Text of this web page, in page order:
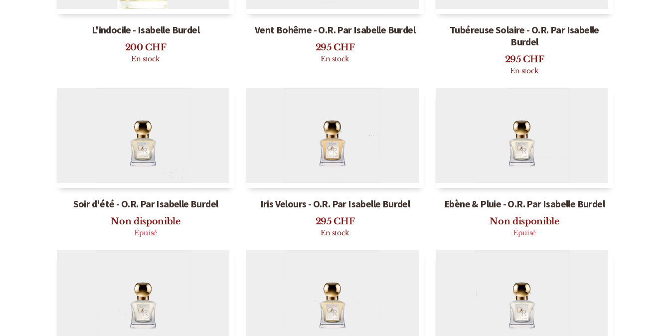
L'indocile - Isabelle Burdel
200CHF
En stock
Vent Bohême - O.R. Par Isabelle Burdel
295CHF
En stock
Tubéreuse Solaire - O.R. Par Isabelle
Burdel
295CHF
En stock
Soir d'été - O.R. Par Isabelle Burdel
Non disponible
Épuisé
Iris Velours - O.R. Par Isabelle Burdel
295CHF
En stock
Ebène & Pluie - O.R. Par Isabelle Burdel
Non disponible
Épuisé